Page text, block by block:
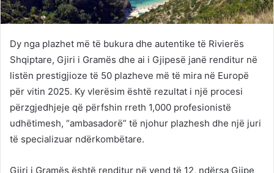
Dy nga plazhet më të bukura dhe autentike të Rivierës
Shqiptare, Gjiri i Gramës dhe ai i Gjipesë janë renditur në
listën prestigjioze të 50 plazheve më të mira në Europë
për vitin 2025. Ky vlerësim është rezultat i një procesi
përzgjedhjeje që përfshin rreth 1,000 profesionistë
udhëtimesh, “ambasadorë” të njohur plazhesh dhe një juri
të specializuar ndërkombëtare.
Gjiri i Gramës është renditur në vend të 12, ndërsa Gjipe